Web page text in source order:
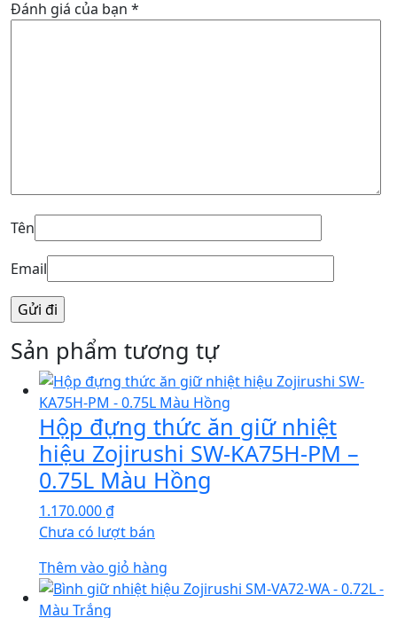
Đánh giá của bạn *
Tên
Email
Sản phẩm tương tự
Hộp đựng thức ăn giữ nhiệt
hiệu Zojirushi SW-KA75H-PM –
0.75L Màu Hồng
1.170.000₫
Chưa có lượt bán
Thêm vào giỏ hàng